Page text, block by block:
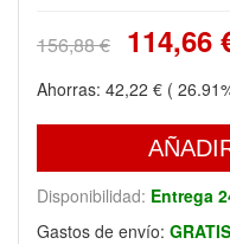
156,88 € 114,66
Ahorras: 42,22 € (
Disponibilidad: Entrega
Gastos de envío: